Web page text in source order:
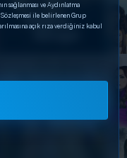
sağlanması ve Aydınlatma
Sözleşmesi ile belirlenen Grup
açık rıza verdiğiniz kabul